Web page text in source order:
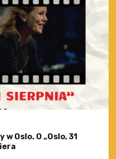
Oslo. O „Oslo, 31